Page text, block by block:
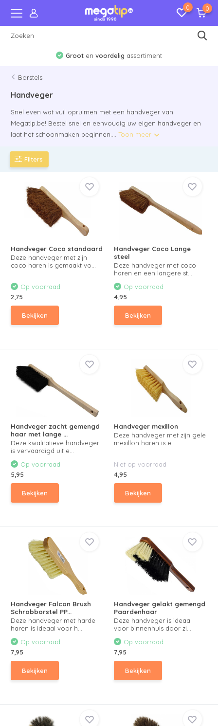
0 0
Verzending naarNederlandenBelgie
Borstels
Handveger
Snel even wat vuil opruimen met een handveger van
Megatip.be! Bestel snel en eenvoudig uw eigen handveger en
laat het schoonmaken beginnen....Toon meer
Filters
Handveger Coco standaard
Deze handveger met zijn
coco haren is gemaakt vo...
Op voorraad
2,75
Bekijken
Handveger Coco Lange
steel
Deze handveger met coco
haren en een langere st...
Op voorraad
4,95
Bekijken
Handveger zacht gemengd
haar met lange ...
Deze kwalitatieve handveger
is vervaardigd uit e...
Op voorraad
5,95
Bekijken
Handveger mexillon
Deze handveger met zijn gele
mexillon haren is e...
Niet op voorraad
4,95
Bekijken
Handveger Falcon Brush
Schrobborstel PP...
Deze handveger met harde
haren is ideaal voor h...
Op voorraad
7,95
Bekijken
Handveger gelakt gemengd
Paardenhaar
Deze handveger is ideaal
voor binnenhuis door zi...
Op voorraad
7,95
Bekijken